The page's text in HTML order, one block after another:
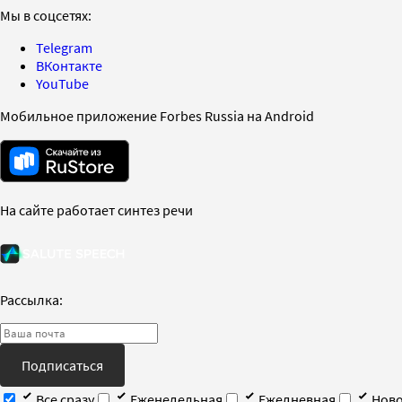
Мы в соцсетях:
Telegram
ВКонтакте
YouTube
Мобильное приложение Forbes Russia на Android
На сайте работает синтез речи
Рассылка:
Подписаться